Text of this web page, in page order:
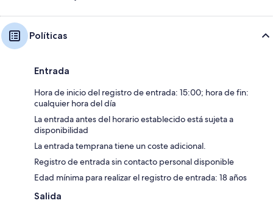
Políticas
Entrada
Hora de inicio del registro de entrada: 15:00; hora de fin:
cualquier hora del día
La entrada antes del horario establecido está sujeta a
disponibilidad
La entrada temprana tiene un coste adicional.
Registro de entrada sin contacto personal disponible
Edad mínima para realizar el registro de entrada: 18 años
Salida